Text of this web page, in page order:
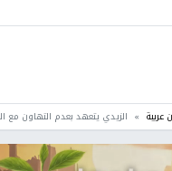
الزيدي يتعهد بعدم التهاون مع